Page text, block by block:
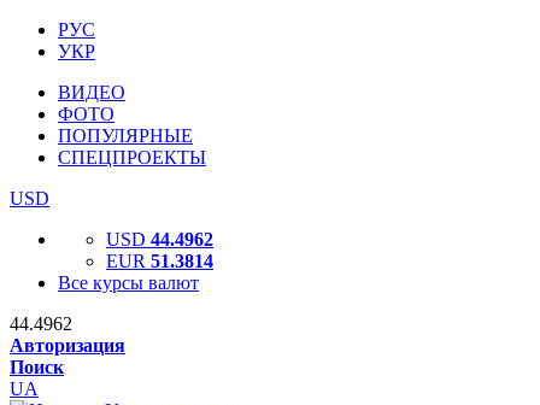
РУС
УКР
ВИДЕО
ФОТО
ПОПУЛЯРНЫЕ
СПЕЦПРОЕКТЫ
USD
USD 44.4962
EUR 51.3814
Все курсы валют
44.4962
Авторизация
Поиск
UA